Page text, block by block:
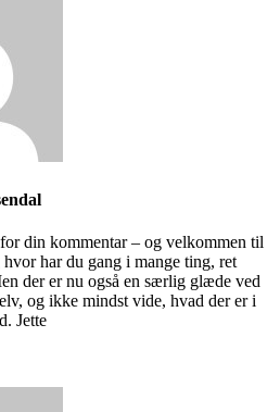
din kommentar – og velkommen til
har du gang i mange ting, ret
der er nu også en særlig glæde ved
og ikke mindst vide, hvad der er i
Jette